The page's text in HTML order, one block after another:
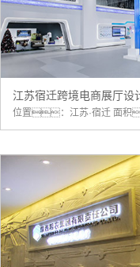
江苏宿迁跨境电商展厅设
位置：江苏·宿迁 面